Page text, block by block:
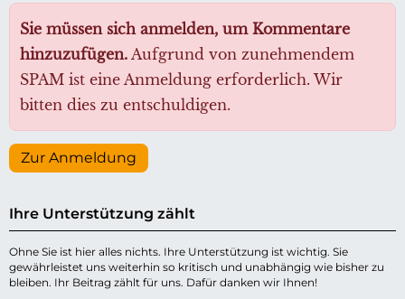
Sie müssen sich anmelden, um Kommentare
hinzuzufügen. Aufgrund von zunehmendem
SPAM ist eine Anmeldung erforderlich. Wir
bitten dies zu entschuldigen.
Zur Anmeldung
Ihre Unterstützung zählt
Ohne Sie ist hier alles nichts. Ihre Unterstützung ist wichtig. Sie
gewährleistet uns weiterhin so kritisch und unabhängig wie bisher zu
bleiben. Ihr Beitrag zählt für uns. Dafür danken wir Ihnen!